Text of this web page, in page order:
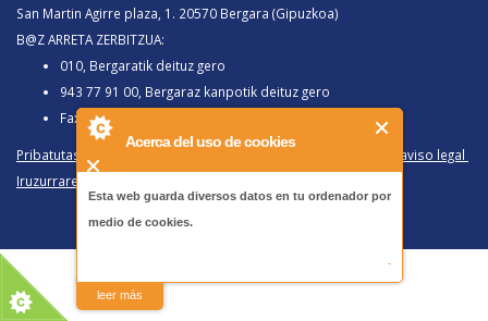
Acerca del uso de cookies
Esta web guarda diversos datos en tu ordenador por
medio de cookies.
-
leer más
San Martin Agirre plaza, 1. 20570 Bergara (Gipuzkoa)
B@Z ARRETA ZERBITZUA:
010, Bergaratik deituz gero
943 77 91 00, Bergaraz kanpotik deituz gero
Faxa 943 77 91 63
Pribatutasun politika eta lege oharra
Política de privacidad y aviso legal
Iruzurraren Aurkako Politika